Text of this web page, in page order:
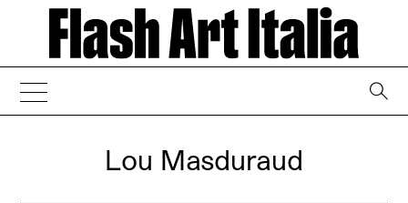
Lou Masduraud